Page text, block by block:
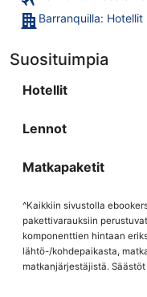
Barranquilla: Hotellit
Suosituimpia
Hotellit
Lennot
Matkapaketit
^Kaikkiin sivustolla
pakettivarauksiin
komponenttien hintaan
lähtö-/kohdepaikasta,
matkanjärjestäjistä.